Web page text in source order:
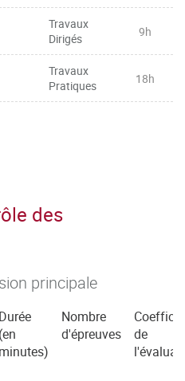
Travaux
Dirigés
9h
Travaux
Pratiques
18h
des
principale
Durée
(en
minutes)
Nombre
d'épreuves
de